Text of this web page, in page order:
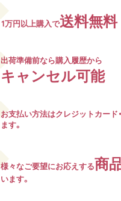
1万円以上購入で送料無料
出荷準備前なら購入履歴から
キャンセル可能
お支払い方法はクレジットカード
ます。
様々なご要望にお応えする商
います。